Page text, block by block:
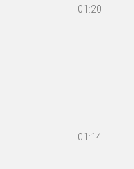
01:20
01:14